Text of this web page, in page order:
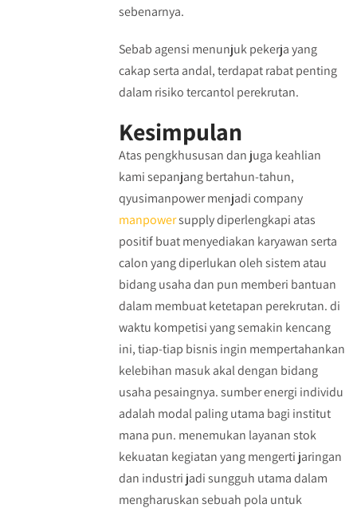
sebenarnya.
Sebab agensi menunjuk pekerja yang
cakap serta andal, terdapat rabat penting
dalam risiko tercantol perekrutan.
Kesimpulan
Atas pengkhususan dan juga keahlian
kami sepanjang bertahun-tahun,
qyusimanpower menjadi company
manpowersupply diperlengkapi atas
positif buat menyediakan karyawan serta
calon yang diperlukan oleh sistem atau
bidang usaha dan pun memberi bantuan
dalam membuat ketetapan perekrutan. di
waktu kompetisi yang semakin kencang
ini, tiap-tiap bisnis ingin mempertahankan
kelebihan masuk akal dengan bidang
usaha pesaingnya. sumber energi individu
adalah modal paling utama bagi institut
mana pun. menemukan layanan stok
kekuatan kegiatan yang mengerti jaringan
dan industri jadi sungguh utama dalam
mengharuskan sebuah pola untuk